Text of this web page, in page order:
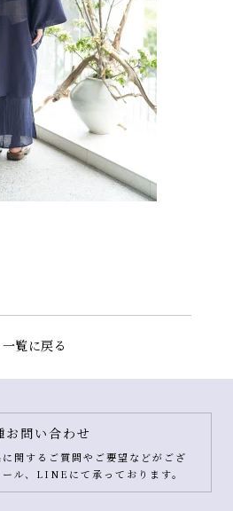
一覧に戻る
お問い合わせ
関するご質問やご要望などがござ
ル、LINEにて承っております。